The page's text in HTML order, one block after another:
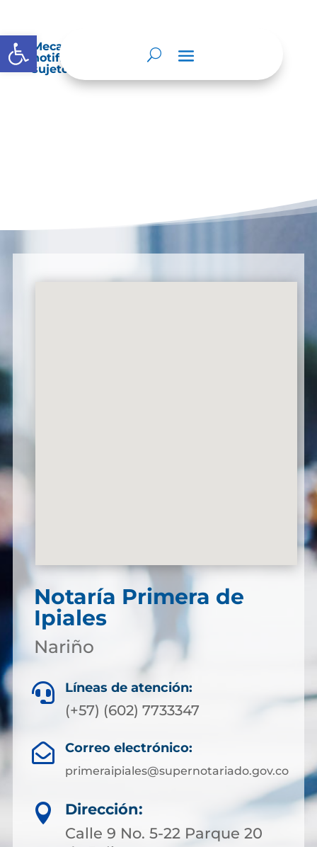
Abrir barra de herramientas
Mecanismos internos de supervisión,
notificación y vigilancia pertinente del
sujeto obligado
Notaría Primera de
Ipiales
Nariño
 Líneas de atención:
(+57) (602) 7733347
 Correo electrónico:
primeraipiales@supernotariado.gov.co

Dirección:
Calle 9 No. 5-22 Parque 20